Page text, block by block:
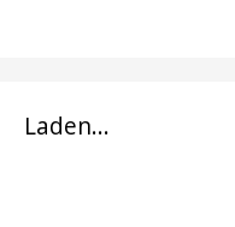
Laden...